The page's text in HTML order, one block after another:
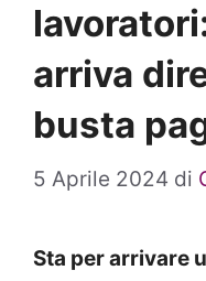
arriva
busta
5 Aprile 2024 di
Sta per arrivare